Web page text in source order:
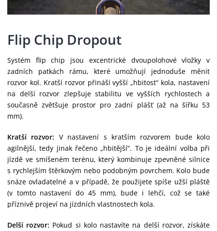
Flip Chip Dropout
Systém flip chip jsou excentrické dvoupolohové vložky v
zadních patkách rámu, které umožňují jednoduše měnit
rozvor kol. Kratší rozvor přináší vyšší „hbitost“ kola, nastavení
na delší rozvor zlepšuje stabilitu ve vyšších rychlostech a
současně zvětšuje prostor pro zadní plášť (až na šířku 53
mm).
Kratší rozvor: V nastavení s kratším rozvorem bude kolo
agilnější, tedy jinak řečeno „hbitější“. To je ideální volba při
jízdě ve smíšeném terénu, který kombinuje zpevněné silnice
s rychlejším štěrkovým nebo podobným povrchem. Kolo bude
snáze ovladatelné a v případě, že použijete spíše užší pláště
(v tomto nastavení do 45 mm), bude i lehčí, což se také
příznivě projeví na jízdních vlastnostech kola.
Delší rozvor: Pokud si kolo nastavíte na delší rozvor, získáte